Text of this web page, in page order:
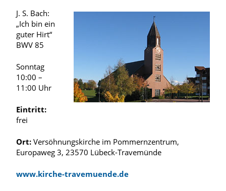
J. S. Bach:
„Ich bin ein
guter Hirt“
BWV 85
Sonntag
10:00 –
11:00 Uhr
Eintritt:
frei
Ort: Versöhnungskirche im Pommernzentrum,
Europaweg 3, 23570 Lübeck-Travemünde
www.kirche-travemuende.de